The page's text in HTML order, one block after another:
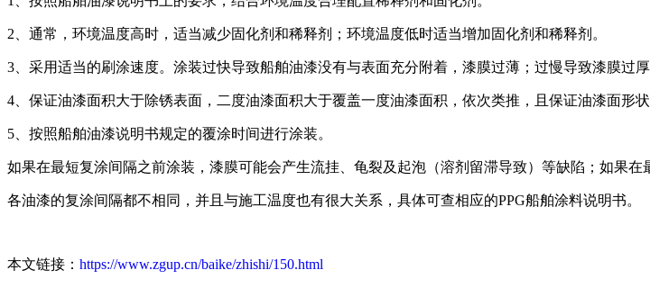
2、通常，环境温度高时，适当减少固化剂和稀释剂；环境温度低时适当增加固化剂和稀释剂。
3、采用适当的刷涂速度。涂装过快导致船舶油漆没有与表面充分附着，漆膜过薄；过慢导致漆膜过
4、保证油漆面积大于除锈表面，二度油漆面积大于覆盖一度油漆面积，依次类推，且保证油漆面形状
5、按照船舶油漆说明书规定的覆涂时间进行涂装。
如果在最短复涂间隔之前涂装，漆膜可能会产生流挂、龟裂及起泡（溶剂留滞导致）等缺陷；如果在
各油漆的复涂间隔都不相同，并且与施工温度也有很大关系，具体可查相应的PPG船舶涂料说明书。
本文链接： https://www.zgup.cn/baike/zhishi/150.html